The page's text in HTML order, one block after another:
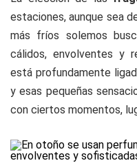
estaciones, aunque sea
más fríos solemos
cálidos, envolventes y
está profundamente
y esas pequeñas
con ciertos momentos,